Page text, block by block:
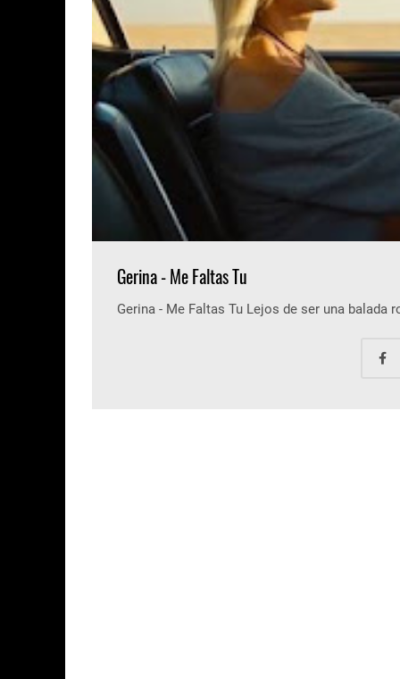
Gerina - Me Faltas Tu
Gerina - Me Faltas Tu Lejos de ser una